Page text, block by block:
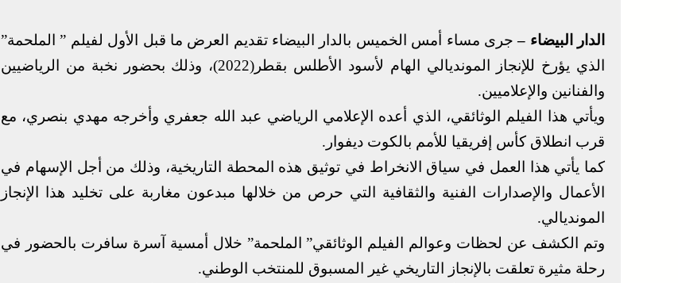
الدار البيضاء –جرى مساء أمس الخميس بالدار البيضاء تقديم العرض ما قبل الأول لفيلم ” الملحمة”
الذي يؤرخ للإنجاز المونديالي الهام لأسود الأطلس بقطر(2022)، وذلك بحضور نخبة من الرياضيين
والفنانين والإعلاميين.
ويأتي هذا الفيلم الوثائقي، الذي أعده الإعلامي الرياضي عبد الله جعفري وأخرجه مهدي بنصري، مع
قرب انطلاق كأس إفريقيا للأمم بالكوت ديفوار.
كما يأتي هذا العمل في سياق الانخراط في توثيق هذه المحطة التاريخية، وذلك من أجل الإسهام في
الأعمال والإصدارات الفنية والثقافية التي حرص من خلالها مبدعون مغاربة على تخليد هذا الإنجاز
المونديالي.
وتم الكشف عن لحظات وعوالم الفيلم الوثائقي” الملحمة” خلال أمسية آسرة سافرت بالحضور في
رحلة مثيرة تعلقت بالإنجاز التاريخي غير المسبوق للمنتخب الوطني.